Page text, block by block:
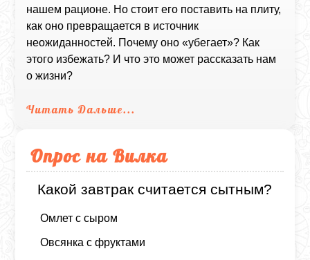
нашем рационе. Но стоит его поставить на плиту,
как оно превращается в источник
неожиданностей. Почему оно «убегает»? Как
этого избежать? И что это может рассказать нам
о жизни?
Читать Дальше...
Опрос на Вилка
Какой завтрак считается сытным?
Омлет с сыром
Овсянка с фруктами